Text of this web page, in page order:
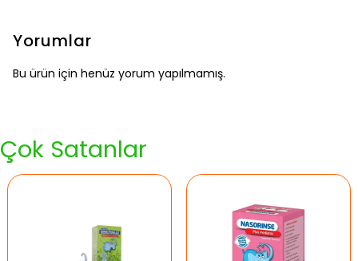
Yorumlar
Bu ürün için henüz yorum yapılmamış.
Çok Satanlar